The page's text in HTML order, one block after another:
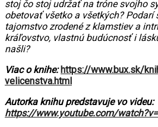
stoj čo stoj udržať na tróne svojho
obetovať všetko a všetkých?
tajomstvo zrodené z klamstiev a
kráľovstvo, vlastnú budúcnosť i
našli?
Viac o knihe: https://www.bux.sk/
velicenstva.html
Autorka knihu predstavuje vo videu:
https://www.youtube.com/